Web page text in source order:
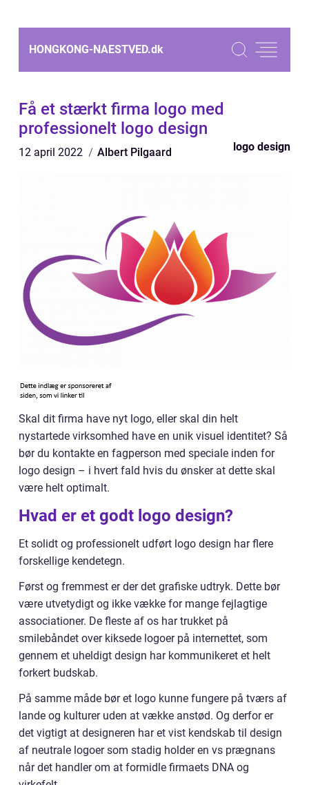
HONGKONG-NAESTVED.dk
Få et stærkt firma logo med
professionelt logo design
12 april 2022 Albert Pilgaard logo design
Skal dit firma have nyt logo, eller skal din helt
nystartede virksomhed have en unik visuel identitet? Så
bør du kontakte en fagperson med speciale inden for
logo design – i hvert fald hvis du ønsker at dette skal
være helt optimalt.
Hvad er et godt logo design?
Et solidt og professionelt udført logo design har flere
forskellige kendetegn.
Først og fremmest er der det grafiske udtryk. Dette bør
være utvetydigt og ikke vække for mange fejlagtige
associationer. De fleste af os har trukket på
smilebåndet over kiksede logoer på internettet, som
gennem et uheldigt design har kommunikeret et helt
forkert budskab.
På samme måde bør et logo kunne fungere på tværs af
lande og kulturer uden at vække anstød. Og derfor er
det vigtigt at designeren har et vist kendskab til design
af neutrale logoer som stadig holder en vs prægnans
når det handler om at formidle firmaets DNA og